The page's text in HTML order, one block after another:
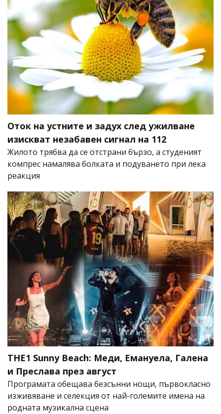
Оток на устните и задух след ужилване
изискват незабавен сигнал на 112
Жилото трябва да се отстрани бързо, а студеният
компрес намалява болката и подуването при лека
реакция
THE1 Sunny Beach: Меди, Емануела, Галена
и Преслава през август
Програмата обещава безсънни нощи, първокласно
изживяване и селекция от най-големите имена на
родната музикална сцена